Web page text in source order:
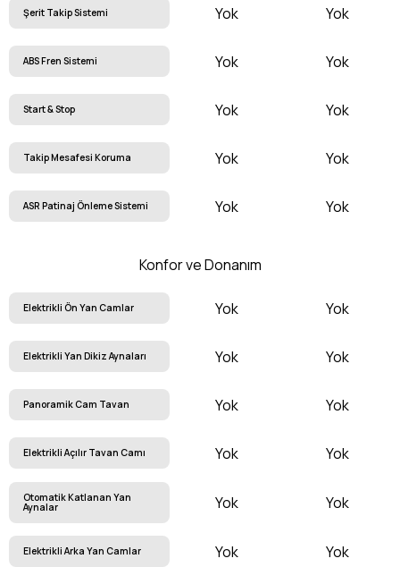
Şerit Takip Sistemi Yok Yok
ABS Fren Sistemi Yok Yok
Start & Stop Yok Yok
Takip Mesafesi Koruma Yok Yok
ASR Patinaj Önleme Sistemi Yok Yok
Konfor ve Donanım
Elektrikli Ön Yan Camlar Yok Yok
Elektrikli Yan Dikiz Aynaları Yok Yok
Panoramik Cam Tavan Yok Yok
Elektrikli Açılır Tavan Camı Yok Yok
Otomatik Katlanan Yan
Aynalar Yok Yok
Elektrikli Arka Yan Camlar Yok Yok